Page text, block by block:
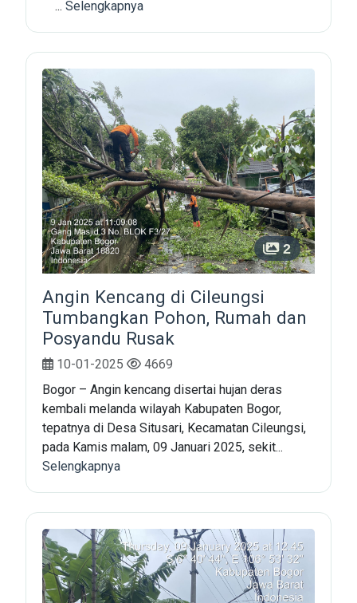
... Selengkapnya
2
Angin Kencang di Cileungsi
Tumbangkan Pohon, Rumah dan
Posyandu Rusak
10-01-2025
4669
Bogor – Angin kencang disertai hujan deras
kembali melanda wilayah Kabupaten Bogor,
tepatnya di Desa Situsari, Kecamatan Cileungsi,
pada Kamis malam, 09 Januari 2025, sekit...
Selengkapnya